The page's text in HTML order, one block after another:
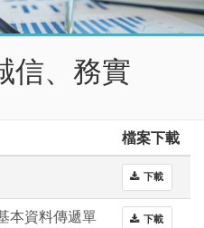
信、務實
檔案下載
下載
本資料傳遞單 下載